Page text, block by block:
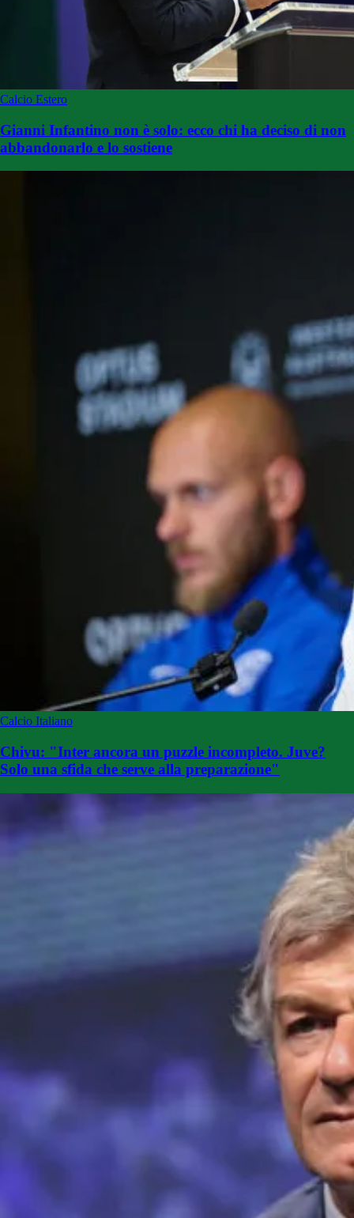
Calcio Estero
Gianni Infantino non è solo: ecco chi ha deciso di non
abbandonarlo e lo sostiene
Calcio Italiano
Chivu: "Inter ancora un puzzle incompleto. Juve?
Solo una sfida che serve alla preparazione"